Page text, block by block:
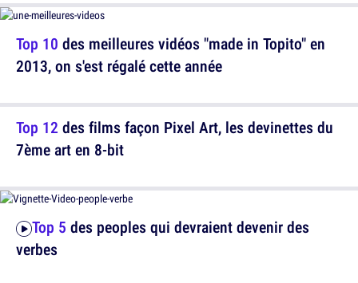
Top 12 des films façon Pixel Art, les devinettes du
7ème art en 8-bit
Top 10 des meilleures vidéos "made in Topito" en
2013, on s'est régalé cette année
Top 5 des peoples qui devraient devenir des
verbes